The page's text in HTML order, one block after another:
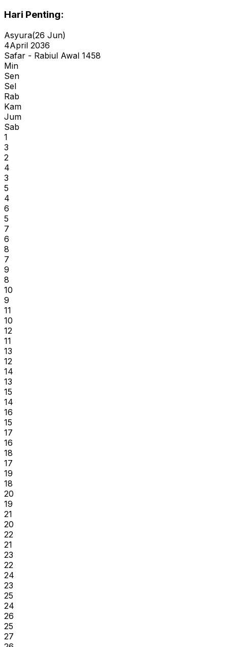
Hari Penting:
Asyura(26 Jun)
4April 2036
Safar - Rabiul Awal 1458
Min
Sen
Sel
Rab
Kam
Jum
Sab
1
3
2
4
3
5
4
6
5
7
6
8
7
9
8
10
9
11
10
12
11
13
12
14
13
15
14
16
15
17
16
18
17
19
18
20
19
21
20
22
21
23
22
24
23
25
24
26
25
27